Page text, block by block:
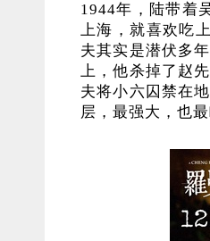
1944年，陆带着
上海，就喜欢吃
夫其实是潜伏多
上，他杀掉了赵
夫将小六囚禁在
层，最强大，也最